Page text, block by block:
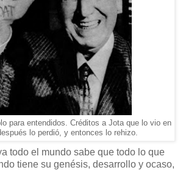
para entendidos. Créditos a Jota que lo vio en
lo perdió, y entonces lo rehizo.
todo el mundo sabe que todo lo que
tiene su genésis, desarrollo y ocaso,